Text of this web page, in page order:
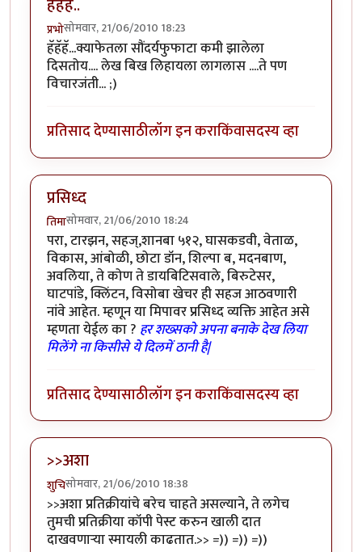
हॅहॅहॅ..
प्रभोसोमवार, 21/06/2010 18:23
हॅहॅहॅ...क्याफेतला सौंदर्यफुफाटा कमी झालेला
दिसतोय.... लेख बिख लिहायला लागलास ....ते पण
विचारजंती... ;)
प्रतिसाद देण्यासाठीलॉग इन कराकिंवासदस्य व्हा
प्रसिध्द
तिमासोमवार, 21/06/2010 18:24
परा, टारझन, सहज्,शानबा ५१२, घासकडवी, वेताळ,
विकास, आंबोळी, छोटा डॉन, शिल्पा ब, मदनबाण,
अवलिया, ते कोण ते डायबिटिसवाले, बिरुटेसर,
घाटपांडे, क्लिंटन, विसोबा खेचर ही सहज आठवणारी
नांवे आहेत. म्हणून या मिपावर प्रसिध्द व्यक्ति आहेत असे
म्हणता येईल का ? हर शख्सको अपना बनाके देख लिया
मिलेंगे ना किसीसे ये दिलमें ठानी है|
प्रतिसाद देण्यासाठीलॉग इन कराकिंवासदस्य व्हा
>>अशा
शुचिसोमवार, 21/06/2010 18:38
>>अशा प्रतिक्रीयांचे बरेच चाहते असल्याने, ते लगेच
तुमची प्रतिक्रीया कॉपी पेस्ट करुन खाली दात
दाखवणार्‍या स्मायली काढतात.>> =)) =)) =))